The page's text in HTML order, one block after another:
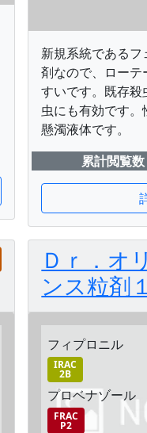
新規系統である
剤なので、ロー
すいです。既存
虫にも有効です
懸濁液体です。
累計閲覧数
Ｄｒ．オ
ンス粒剤
フィプロニル
IRAC
2B
プロベナゾール
FRAC
P2